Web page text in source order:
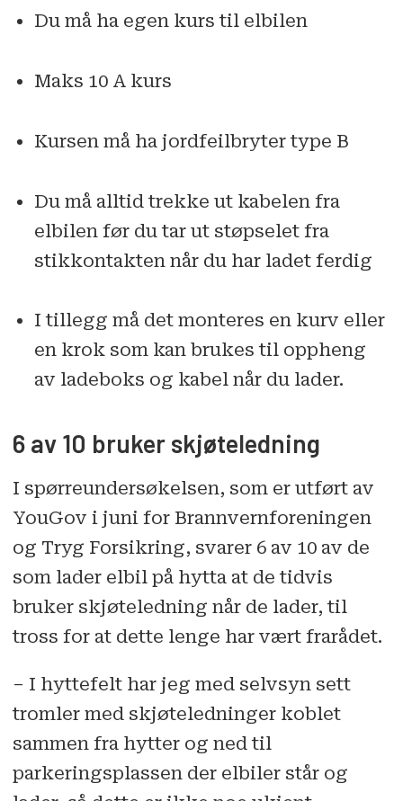
Du må ha egen kurs til elbilen
Maks 10 A kurs
Kursen må ha jordfeilbryter type B
Du må alltid trekke ut kabelen fra
elbilen før du tar ut støpselet fra
stikkontakten når du har ladet ferdig
I tillegg må det monteres en kurv eller
en krok som kan brukes til oppheng
av ladeboks og kabel når du lader.
6 av 10 bruker skjøteledning
I spørreundersøkelsen, som er utført av
YouGov i juni for Brannvernforeningen
og Tryg Forsikring, svarer 6 av 10 av de
som lader elbil på hytta at de tidvis
bruker skjøteledning når de lader, til
tross for at dette lenge har vært frarådet.
– I hyttefelt har jeg med selvsyn sett
tromler med skjøteledninger koblet
sammen fra hytter og ned til
parkeringsplassen der elbiler står og